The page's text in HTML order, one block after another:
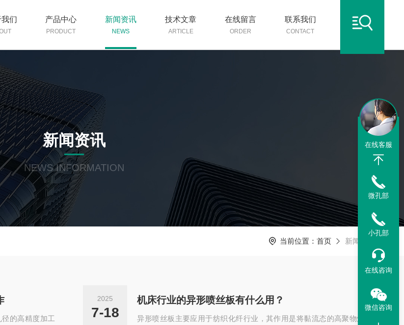
们 产品中心
PRODUCT
新闻资讯
NEWS
技术文章
ARTICLE
在线留言
ORDER
联系我们
CONTACT
新闻资讯
NEWS INFORMATION
当前位置： 首页 新闻资讯
的高精度加工
2025
7-18
机床行业的异形喷丝板有什么用？
异形喷丝板主要应用于纺织化纤行业，其作用是将黏流态的高聚物熔
在线客服
微孔部
小孔部
在线咨询
微信咨询